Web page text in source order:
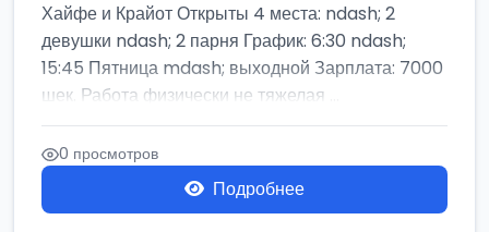
Хайфе и Крайот Открыты 4 места: ndash; 2
девушки ndash; 2 парня График: 6:30 ndash;
15:45 Пятница mdash; выходной Зарплата: 7000
шек. Работа физически не тяжелая ...
0 просмотров
Подробнее